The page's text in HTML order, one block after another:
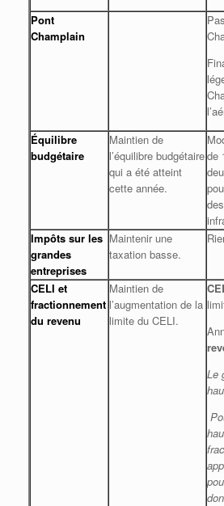
Pont
Champlain
Équilibre
budgétaire
Maintien de
l’équilibre budgétaire
qui a été atteint
cette année.
de
Impôts sur les
grandes
entreprises
Maintenir une
taxation basse.
CELI et
fractionnement
du revenu
Maintien de
l’augmentation de la
limite du CELI.
Le